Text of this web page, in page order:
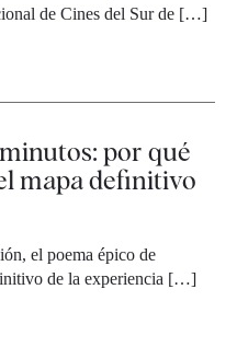
de Cines del Sur de […]
por qué
mapa definitivo
el poema épico de
de la experiencia […]